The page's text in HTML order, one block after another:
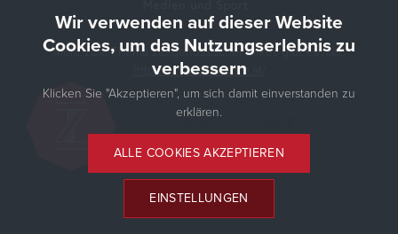
Mehr zum Thema zeitgenössischer Zirkus gibt es hier:
https://www.zirkusinfo.at/
Wir verwenden auf dieser Website
Cookies, um das Nutzungserlebnis zu
verbessern
Klicken Sie "Akzeptieren", um sich damit einverstanden zu
erklären.
ALLE COOKIES AKZEPTIEREN
EINSTELLUNGEN